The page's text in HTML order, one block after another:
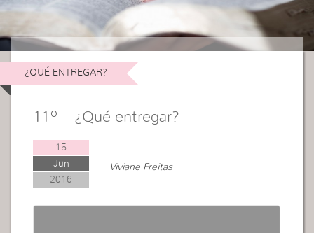
¿QUÉ ENTREGAR?
11º – ¿Qué entregar?
15
Jun
2016
Viviane Freitas